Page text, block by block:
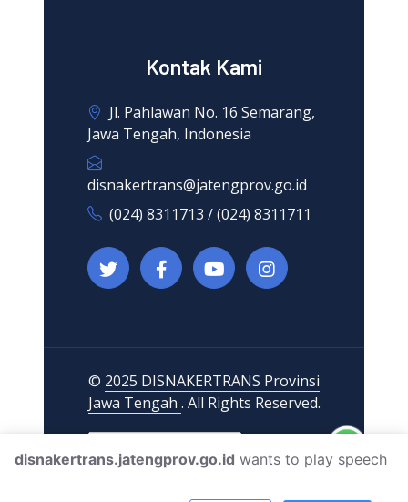
Kontak Kami
Jl. Pahlawan No. 16 Semarang,
Jawa Tengah, Indonesia
disnakertrans@jatengprov.go.id
(024) 8311713 / (024) 8311711
© 2025 DISNAKERTRANS Provinsi
Jawa Tengah . All Rights Reserved.
disnakertrans.jatengprov.go.id wants to play speech